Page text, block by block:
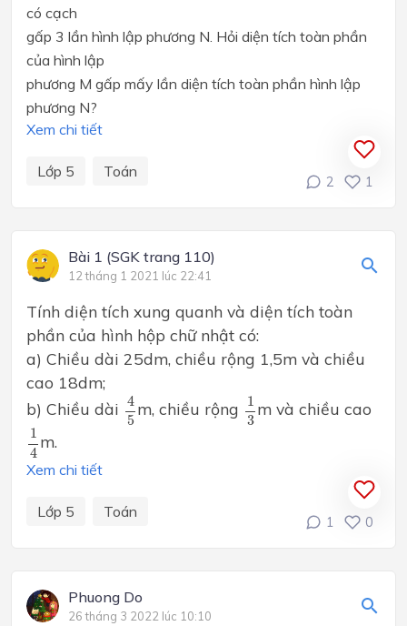
có cạch
gấp 3 lần hình lập phương N. Hỏi diện tích toàn phần
của hình lập
phương M gấp mấy lần diện tích toàn phần hình lập
phương N?
Xem chi tiết
Lớp 5 Toán
2 1
Bài 1 (SGK trang 110)
12 tháng 1 2021 lúc 22:41
Tính diện tích xung quanh và diện tích toàn
phần của hình hộp chữ nhật có:
a) Chiều dài 25dm, chiều rộng 1,5m và chiều
cao 18dm;
b) Chiều dài 4
5
4
m, chiều rộng
1
3
1
m và chiều cao
1
4
1
m.
Xem chi tiết
Lớp 5 Toán
1 0
Phuong Do
26 tháng 3 2022 lúc 10:10